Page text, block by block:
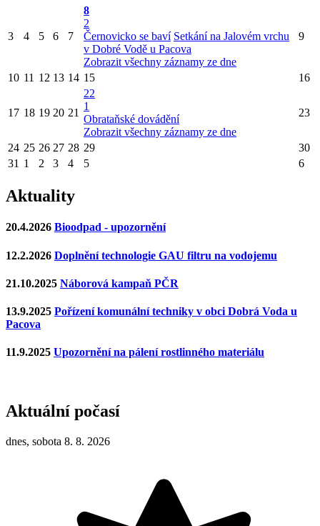
3 4 5 6 7
8
2
Černovicko se baví Setkání na Jalovém vrchu
v Dobré Vodě u Pacova
Zobrazit všechny záznamy ze dne
9
10 11 12 13 14 15 16
17 18 19 20 21
22
1
Obrataňské dovádění
Zobrazit všechny záznamy ze dne
23
24 25 26 27 28 29
30
31 1 2 3 4 5 6
Aktuality
20.4.2026 Bioodpad - upozornění
12.2.2026 Doplnění technologie GAU filtru na vodojemu
21.10.2025 Náborová kampaň PČR
13.9.2025 Pořízení komunální techniky v obci Dobrá Voda u
Pacova
11.9.2025 Upozornění na pálení rostlinného materiálu
Aktuální počasí
dnes, sobota 8. 8. 2026